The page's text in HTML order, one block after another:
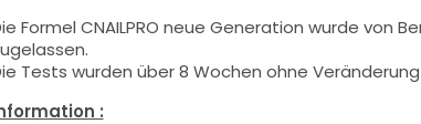
Formel CNAILPRO neue Generation wurde von
Tests wurden über 8 Wochen ohne
: